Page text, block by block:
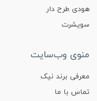
هودی طرح دار
سویشرت
منوی وب‌سایت
معرفی برند نیک
تماس با ما